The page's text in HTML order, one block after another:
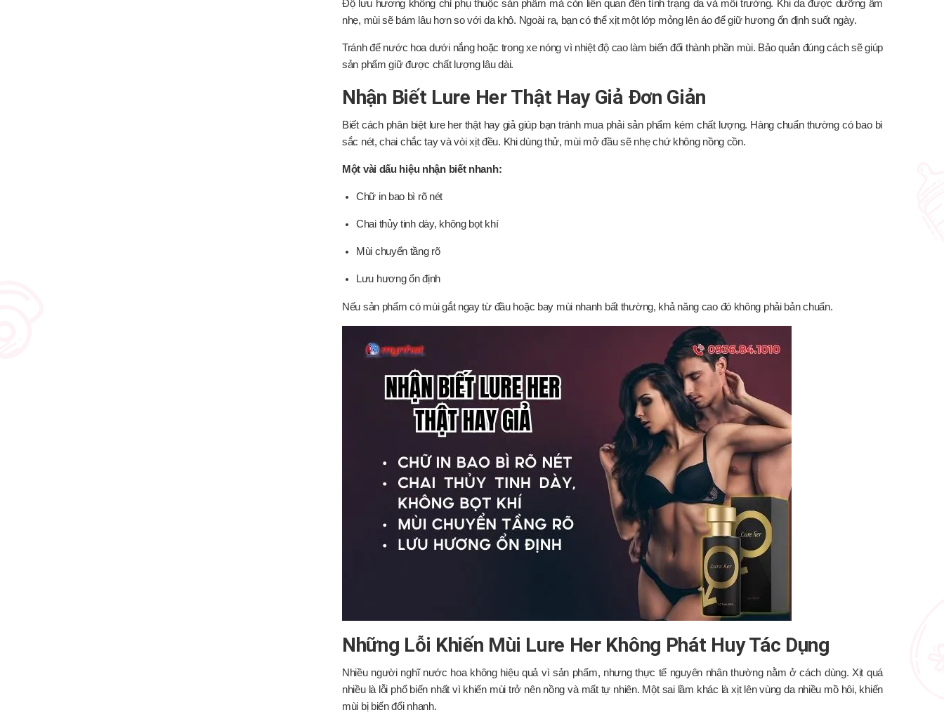
Độ lưu hương không chỉ phụ thuộc sản phẩm mà còn liên quan đến tình trạng da và môi trường. Khi da được dưỡng ẩm
nhẹ, mùi sẽ bám lâu hơn so với da khô. Ngoài ra, bạn có thể xịt một lớp mỏng lên áo để giữ hương ổn định suốt ngày.
Tránh để nước hoa dưới nắng hoặc trong xe nóng vì nhiệt độ cao làm biến đổi thành phần mùi. Bảo quản đúng cách sẽ giúp
sản phẩm giữ được chất lượng lâu dài.
Nhận Biết Lure Her Thật Hay Giả Đơn Giản
Biết cách phân biệt lure her thật hay giả giúp bạn tránh mua phải sản phẩm kém chất lượng. Hàng chuẩn thường có bao bì
sắc nét, chai chắc tay và vòi xịt đều. Khi dùng thử, mùi mở đầu sẽ nhẹ chứ không nồng cồn.
Một vài dấu hiệu nhận biết nhanh:
Chữ in bao bì rõ nét
Chai thủy tinh dày, không bọt khí
Mùi chuyển tầng rõ
Lưu hương ổn định
Nếu sản phẩm có mùi gắt ngay từ đầu hoặc bay mùi nhanh bất thường, khả năng cao đó không phải bản chuẩn.
Những Lỗi Khiến Mùi Lure Her Không Phát Huy Tác Dụng
Nhiều người nghĩ nước hoa không hiệu quả vì sản phẩm, nhưng thực tế nguyên nhân thường nằm ở cách dùng. Xịt quá
nhiều là lỗi phổ biến nhất vì khiến mùi trở nên nồng và mất tự nhiên. Một sai lầm khác là xịt lên vùng da nhiều mồ hôi, khiến
mùi bị biến đổi nhanh.